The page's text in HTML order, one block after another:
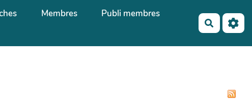
Membres
Publi membres